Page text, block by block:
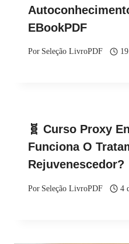
EBookPDF
Por Seleção LivroPDF
🧬 Curso Proxy
Funciona O
Rejuvenescedor?
Por Seleção LivroPDF 4